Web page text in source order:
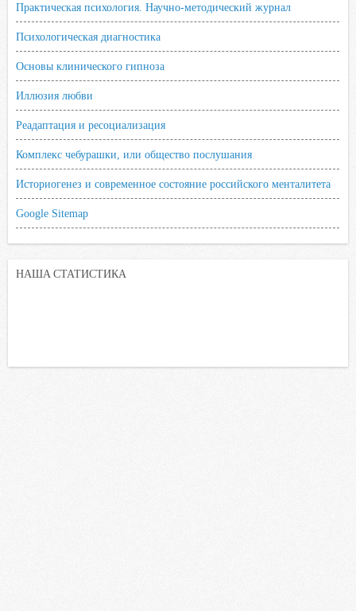
Практическая психология. Научно-методический журнал
Психологическая диагностика
Основы клинического гипноза
Иллюзия любви
Реадаптация и ресоциализация
Комплекс чебурашки, или общество послушания
Историогенез и современное состояние российского менталитета
Google Sitemap
НАША СТАТИСТИКА